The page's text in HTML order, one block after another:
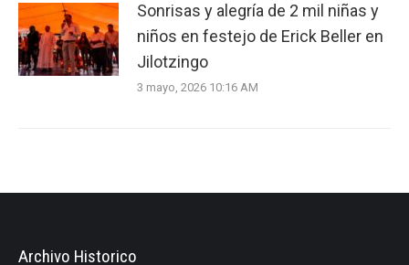
Sonrisas y alegría de 2 mil niñas y
niños en festejo de Erick Beller en
Jilotzingo
3 mayo, 2026 10:16 AM
Archivo Historico